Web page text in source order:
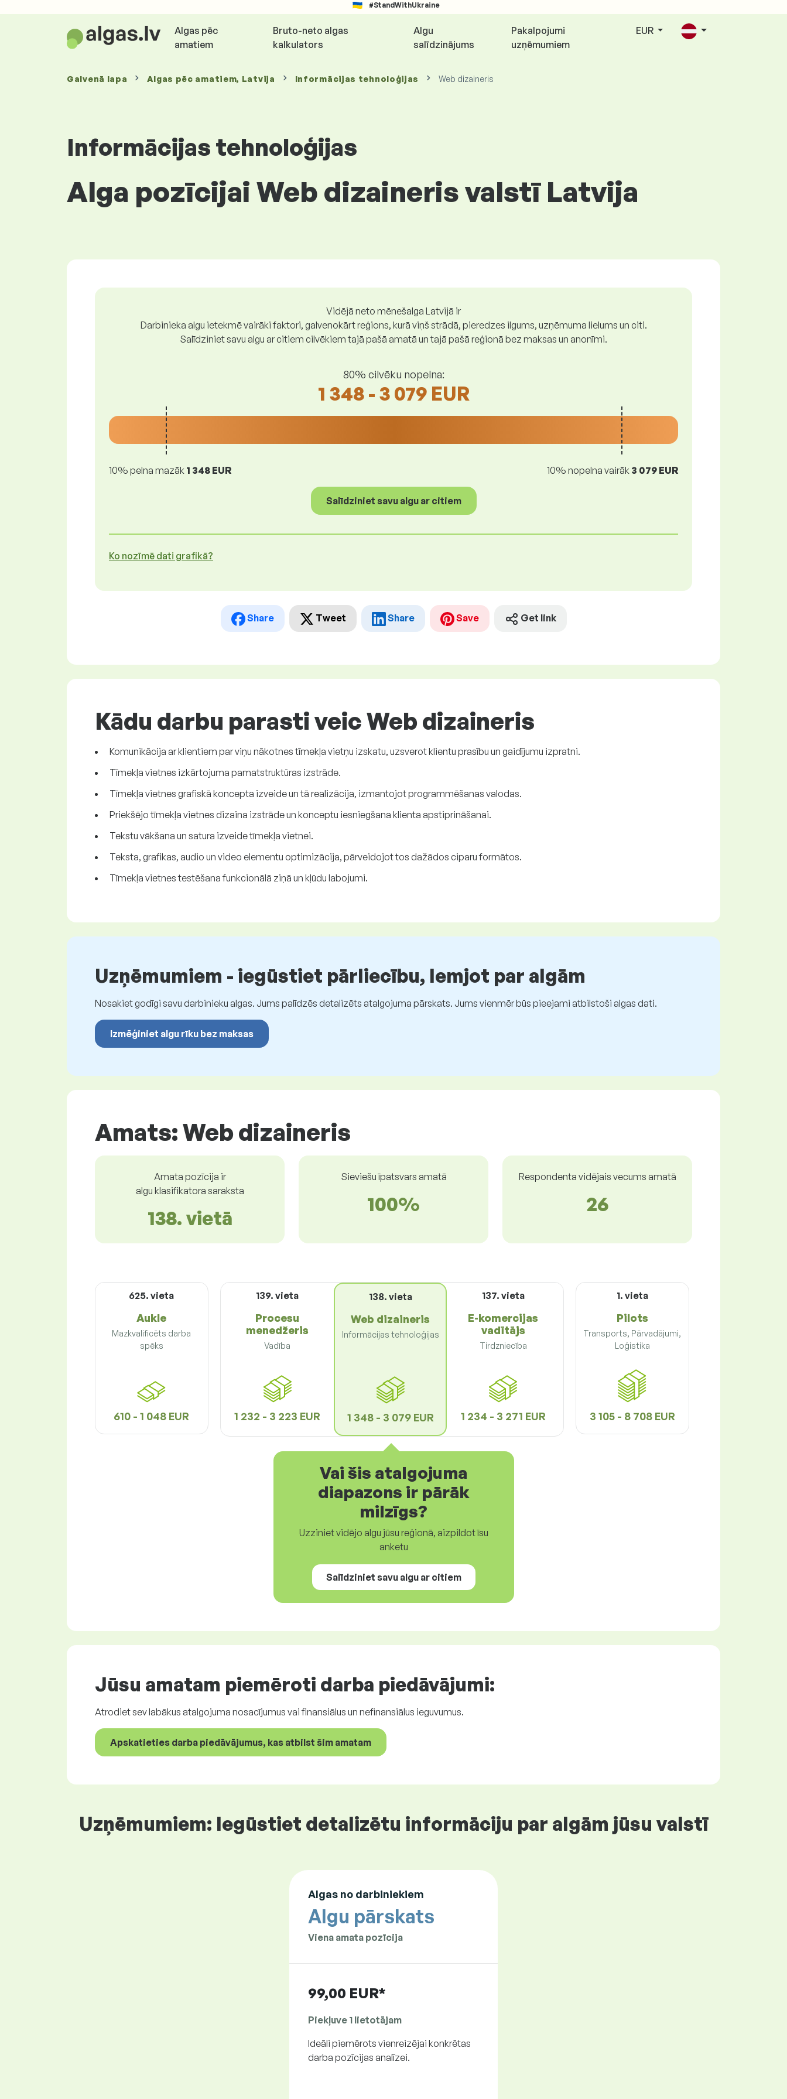
#StandWithUkraine
Algas pēc
amatiem
Bruto-neto algas
kalkulators
Algu
salīdzinājums
Pakalpojumi
uzņēmumiem
EUR
Galvenā lapa Algas pēc amatiem, Latvija Informācijas tehnoloģijas Web dizaineris
Informācijas tehnoloģijas
Alga pozīcijai Web dizaineris valstī Latvija
Vidējā neto mēnešalga Latvijā ir
Darbinieka algu ietekmē vairāki faktori, galvenokārt reģions, kurā viņš strādā, pieredzes ilgums, uzņēmuma lielums un citi.
Salīdziniet savu algu ar citiem cilvēkiem tajā pašā amatā un tajā pašā reģionā bez maksas un anonīmi.
80% cilvēku nopelna:
1 348 - 3 079 EUR
10% pelna mazāk 1 348 EUR 10% nopelna vairāk 3 079 EUR
Salīdziniet savu algu ar citiem
Ko nozīmē dati grafikā?
Share Tweet Share Save Get link
Kādu darbu parasti veic Web dizaineris
Komunikācija ar klientiem par viņu nākotnes tīmekļa vietņu izskatu, uzsverot klientu prasību un gaidījumu izpratni.
Tīmekļa vietnes izkārtojuma pamatstruktūras izstrāde.
Tīmekļa vietnes grafiskā koncepta izveide un tā realizācija, izmantojot programmēšanas valodas.
Priekšējo tīmekļa vietnes dizaina izstrāde un konceptu iesniegšana klienta apstiprināšanai.
Tekstu vākšana un satura izveide tīmekļa vietnei.
Teksta, grafikas, audio un video elementu optimizācija, pārveidojot tos dažādos ciparu formātos.
Tīmekļa vietnes testēšana funkcionālā ziņā un kļūdu labojumi.
Uzņēmumiem - iegūstiet pārliecību, lemjot par algām
Nosakiet godīgi savu darbinieku algas. Jums palīdzēs detalizēts atalgojuma pārskats. Jums vienmēr būs pieejami atbilstoši algas dati.
Izmēģiniet algu rīku bez maksas
Amats: Web dizaineris
Amata pozīcija ir
algu klasifikatora saraksta
138. vietā
Sieviešu īpatsvars amatā
100%
Respondenta vidējais vecums amatā
26
625. vieta
Aukle
Mazkvalificēts darba
spēks
610 - 1 048 EUR
139. vieta
Procesu
menedžeris
Vadība
1 232 - 3 223 EUR
138. vieta
Web dizaineris
Informācijas tehnoloģijas
1 348 - 3 079 EUR
137. vieta
E-komercijas
vadītājs
Tirdzniecība
1 234 - 3 271 EUR
1. vieta
Pilots
Transports, Pārvadājumi,
Loģistika
3 105 - 8 708 EUR
Vai šis atalgojuma
diapazons ir pārāk
milzīgs?
Uzziniet vidējo algu jūsu reģionā, aizpildot īsu
anketu
Salīdziniet savu algu ar citiem
Jūsu amatam piemēroti darba piedāvājumi:
Atrodiet sev labākus atalgojuma nosacījumus vai finansiālus un nefinansiālus ieguvumus.
Apskatieties darba piedāvājumus, kas atbilst šim amatam
Uzņēmumiem: Iegūstiet detalizētu informāciju par algām jūsu valstī
Algas no darbiniekiem
Algu pārskats
Viena amata pozīcija
99,00 EUR*
Piekļuve 1 lietotājam
Ideāli piemērots vienreizējai konkrētas
darba pozīcijas analīzei.